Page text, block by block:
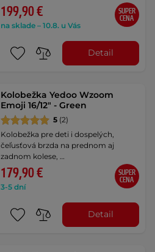
199,90 €
na sklade – 10.8. u Vás
SUPER
CENA
Detail
Kolobežka Yedoo Wzoom
Emoji 16/12" - Green
5 (2)
Kolobežka pre deti i dospelých,
čeľusťová brzda na prednom aj
zadnom kolese, …
179,90 €
3-5 dní
SUPER
CENA
Detail